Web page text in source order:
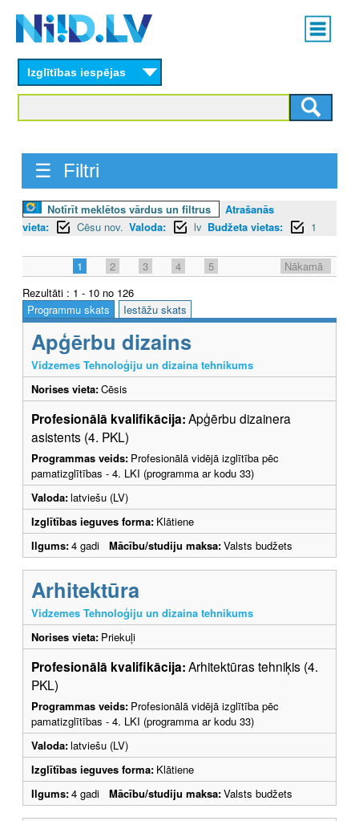
content
Main
menu
Izglītības iespējas
☰ Filtri
Notīrīt meklētos vārdus un filtrus
Atrašanās
vieta:
Cēsu nov. Valoda: lv Budžeta vietas: 1
1 2 3 4 5
Nākamā
Rezultāti : 1 - 10 no 126
Programmu skats
Iestāžu skats
Apģērbu dizains
Vidzemes Tehnoloģiju un dizaina tehnikums
Norises vieta:Cēsis
Profesionālā kvalifikācija:Apģērbu dizainera
asistents (4. PKL)
Programmas veids: Profesionālā vidējā izglītība pēc
pamatizglītības - 4. LKI (programma ar kodu 33)
Valoda:latviešu (LV)
Izglītības ieguves forma: Klātiene
Ilgums:4 gadi Mācību/studiju maksa:Valsts budžets
Arhitektūra
Vidzemes Tehnoloģiju un dizaina tehnikums
Norises vieta: Priekuļi
Profesionālā kvalifikācija:Arhitektūras tehniķis (4.
PKL)
Programmas veids: Profesionālā vidējā izglītība pēc
pamatizglītības - 4. LKI (programma ar kodu 33)
Valoda:latviešu (LV)
Izglītības ieguves forma: Klātiene
Ilgums:4 gadi Mācību/studiju maksa:Valsts budžets